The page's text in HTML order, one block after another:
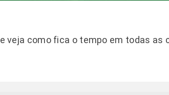
e veja como fica o tempo em todas as